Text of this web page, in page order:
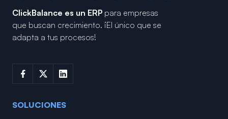
ClickBalance es un ERP para empresas
que buscan crecimiento. ¡El único que se
adapta a tus procesos!
SOLUCIONES